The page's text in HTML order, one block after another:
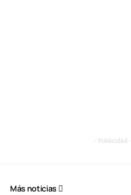
- Publicidad -
Más noticias